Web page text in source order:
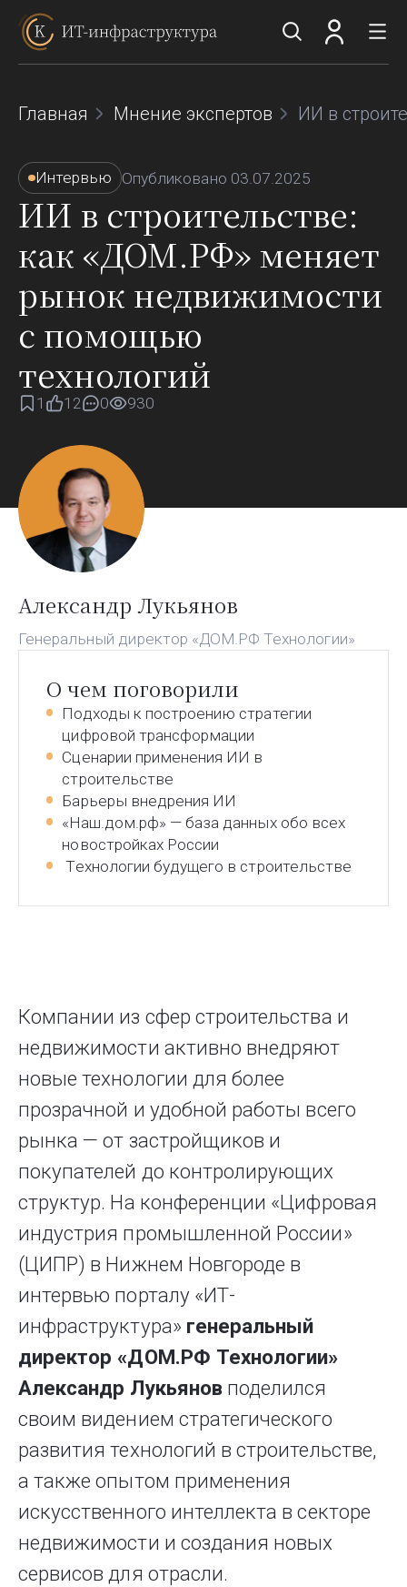
Пульс отрасли
Исследование ИТ-фокусов и закупочной
активности крупнейших компаний из 4 отраслей
экономики России на основе реальных тендеров и
проектов
Пульс технологий
Анализ общерыночных технологических трендов
и приоритетов развития ИТ-инфраструктуры
Главная Мнение экспертов ИИ в
Интервью Опубликовано 03.07.2025
ИИ в строительстве:
как «ДОМ.РФ» меняет
рынок недвижимости
с помощью
технологий
1 12 0 930
Компании из сфер строительства и
недвижимости активно внедряют
новые технологии для более
прозрачной и удобной работы всего
рынка — от застройщиков и
покупателей до контролирующих
структур. На конференции «Цифровая
индустрия промышленной России»
(ЦИПР) в Нижнем Новгороде в
интервью порталу «ИТ-
инфраструктура» генеральный
директор «ДОМ.РФ Технологии»
Александр Лукьяновподелился
своим видением стратегического
развития технологий в строительстве,
а также опытом применения
искусственного интеллекта в секторе
недвижимости и создания новых
сервисов для отрасли.
Александр Лукьянов
Генеральный директор «ДОМ.РФ Технологии»
О чем поговорили
Подходы к построению стратегии
цифровой трансформации
Сценарии применения ИИ в
строительстве
Барьеры внедрения ИИ
«Наш.дом.рф» — база данных обо всех
новостройках России
Технологии будущего в строительстве